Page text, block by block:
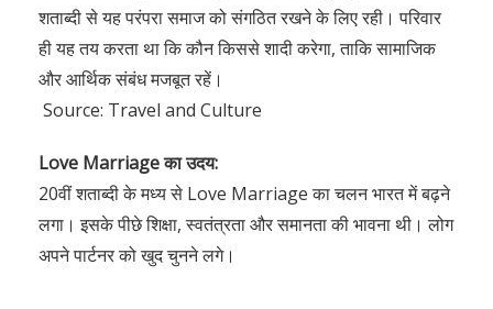
शताब्दी से यह परंपरा समाज को संगठित रखने के लिए रही। परिवार
ही यह तय करता था कि कौन किससे शादी करेगा, ताकि सामाजिक
और आर्थिक संबंध मजबूत रहें।
Source: Travel and Culture
Love Marriage का उदय:
20वीं शताब्दी के मध्य से Love Marriage का चलन भारत में बढ़ने
लगा। इसके पीछे शिक्षा, स्वतंत्रता और समानता की भावना थी। लोग
अपने पार्टनर को खुद चुनने लगे।